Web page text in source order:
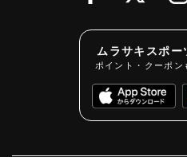
ムラサキスポー
ポイント・クーポン